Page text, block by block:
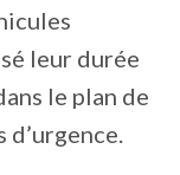
leur durée
le plan de